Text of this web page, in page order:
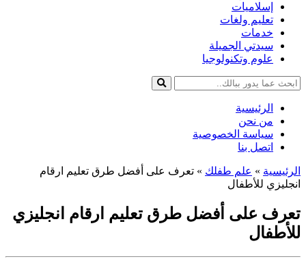
إسلاميات
تعليم ولغات
خدمات
سيدتي الجميلة
علوم وتكنولوجيا
الرئيسية
من نحن
سياسة الخصوصية
اتصل بنا
الرئيسية » علم طفلك » تعرف على أفضل طرق تعليم ارقام
انجليزي للأطفال
تعرف على أفضل طرق تعليم ارقام انجليزي
للأطفال